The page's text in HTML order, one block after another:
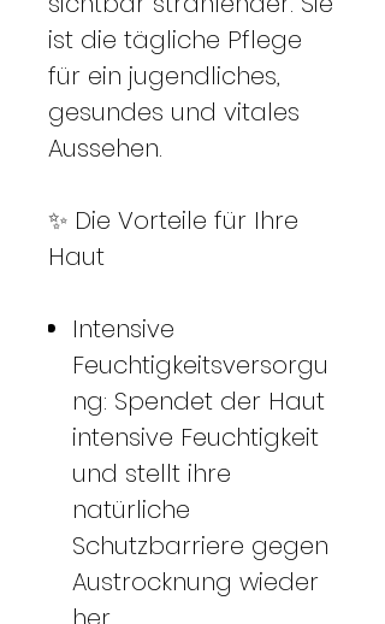
ist die tägliche Pflege
für ein jugendliches,
gesundes und vitales
Aussehen.
✨ Die Vorteile für Ihre
Haut
Intensive
Feuchtigkeitsversorgu
ng: Spendet der Haut
intensive Feuchtigkeit
und stellt ihre
natürliche
Schutzbarriere gegen
Austrocknung wieder